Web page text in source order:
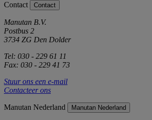
Contact Contact
Manutan B.V.
Postbus 2
3734 ZG Den Dolder
Tel: 030 - 229 61 11
Fax: 030 - 229 41 73
Stuur ons een e-mail
Contacteer ons
Manutan Nederland Manutan Nederland